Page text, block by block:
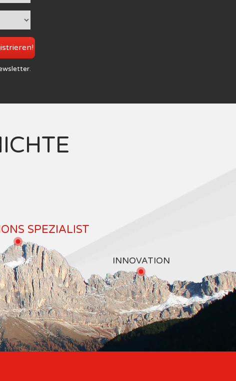
SPEZIALIST
INNOVATION